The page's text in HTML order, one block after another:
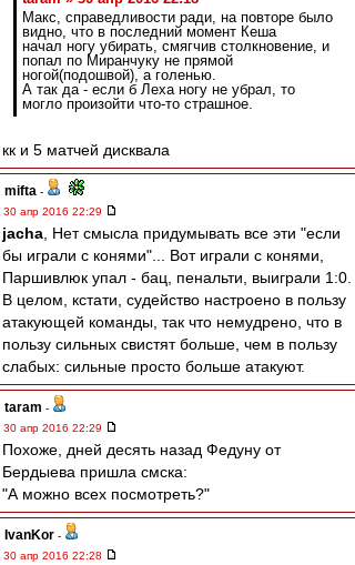
Макс, справедливости ради, на повторе было
видно, что в последний момент Кеша
начал ногу убирать, смягчив столкновение, и
попал по Миранчуку не прямой
ногой(подошвой), а голенью.
А так да - если б Леха ногу не убрал, то
могло произойти что-то страшное.
кк и 5 матчей дисквала
mifta -
30 апр 2016 22:29
jacha , Нет смысла придумывать все эти "если
бы играли с конями"... Вот играли с конями,
Паршивлюк упал - бац, пенальти, выиграли 1:0.
В целом, кстати, судейство настроено в пользу
атакующей команды, так что немудрено, что в
пользу сильных свистят больше, чем в пользу
слабых: сильные просто больше атакуют.
taram -
30 апр 2016 22:29
Похоже, дней десять назад Федуну от
Бердыева пришла смска:
"А можно всех посмотреть?"
IvanKor -
30 апр 2016 22:28